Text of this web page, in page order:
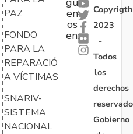
PAZ
FONDO
PARA LA
REPARACIÓN
A VÍCTIMAS
SNARIV-
SISTEMA
NACIONAL
en
os
en:
Copyrigth
2023
-
Todos
los
derechos
Gobierno